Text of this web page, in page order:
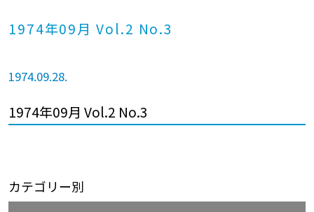
1974年09月 Vol.2 No.3
1974.09.28.
1974年09月 Vol.2 No.3
カテゴリー別